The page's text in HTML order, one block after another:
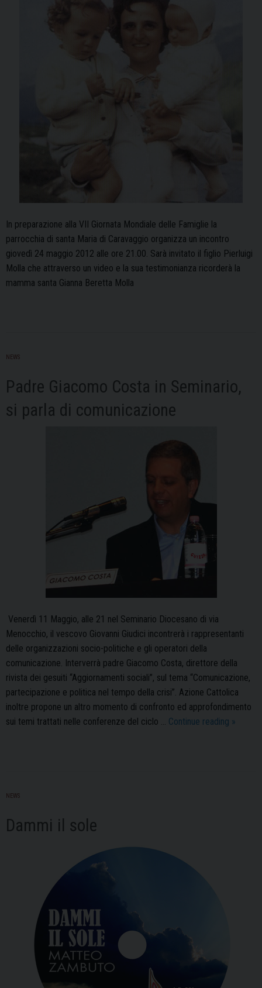
In preparazione alla VII Giornata Mondiale delle Famiglie la
parrocchia di santa Maria di Caravaggio organizza un incontro
giovedì 24 maggio 2012 alle ore 21.00. Sarà invitato il figlio Pierluigi
Molla che attraverso un video e la sua testimonianza ricorderà la
mamma santa Gianna Beretta Molla
NEWS
Padre Giacomo Costa in Seminario,
si parla di comunicazione
Venerdì 11 Maggio, alle 21 nel Seminario Diocesano di via
Menocchio, il vescovo Giovanni Giudici incontrerà i rappresentanti
delle organizzazioni socio-politiche e gli operatori della
comunicazione. Interverrà padre Giacomo Costa, direttore della
rivista dei gesuiti “Aggiornamenti sociali”, sul tema “Comunicazione,
partecipazione e politica nel tempo della crisi”. Azione Cattolica
inoltre propone un altro momento di confronto ed approfondimento
sui temi trattati nelle conferenze del ciclo … Continue reading Padre
»
NEWS
Dammi il sole